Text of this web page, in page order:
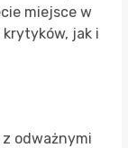
miejsce w
jak i
z odważnymi